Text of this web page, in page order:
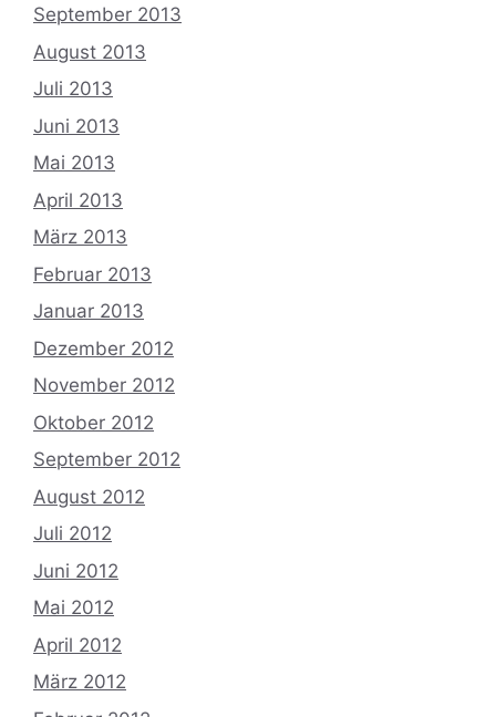
September 2013
August 2013
Juli 2013
Juni 2013
Mai 2013
April 2013
März 2013
Februar 2013
Januar 2013
Dezember 2012
November 2012
Oktober 2012
September 2012
August 2012
Juli 2012
Juni 2012
Mai 2012
April 2012
März 2012